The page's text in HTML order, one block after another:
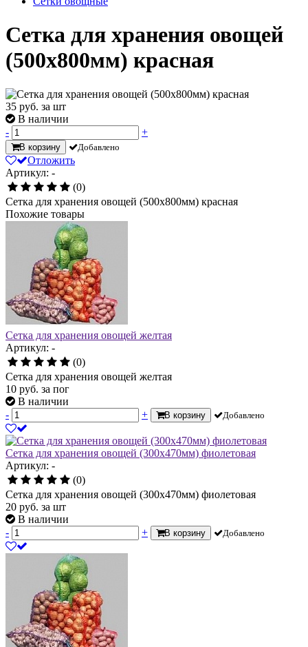
Сетка для хранения овощей
(500х800мм) красная
35 руб. за шт
В наличии
-
+
В корзину Добавлено
Отложить
Артикул: -
(0)
Сетка для хранения овощей (500х800мм) красная
Похожие товары
Сетка для хранения овощей желтая
Артикул: -
(0)
Сетка для хранения овощей желтая
10 руб. за пог
В наличии
-
+ В корзину Добавлено
Сетка для хранения овощей (300х470мм) фиолетовая
Артикул: -
(0)
Сетка для хранения овощей (300х470мм) фиолетовая
20 руб. за шт
В наличии
-
+ В корзину Добавлено